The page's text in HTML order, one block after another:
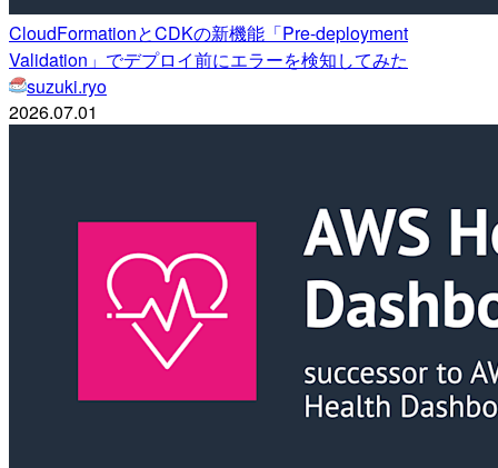
CloudFormationとCDKの新機能「Pre-deployment
Validation」でデプロイ前にエラーを検知してみた
suzuki.ryo
2026.07.01